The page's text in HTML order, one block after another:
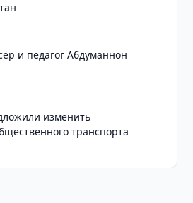
и педагог Абдуманнон
изменить
транспорта